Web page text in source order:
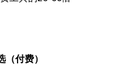
（付费）